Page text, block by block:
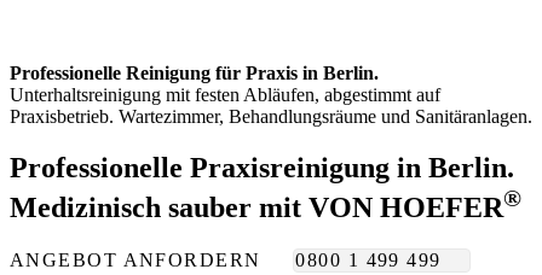
Professionelle Reinigung für Praxis in Berlin.
Unterhaltsreinigung mit festen Abläufen, abgestimmt auf
Praxisbetrieb. Wartezimmer, Behandlungsräume und Sanitäranlagen.
Professionelle Praxisreinigung in Berlin.
Medizinisch sauber mit VON HOEFER®
ANGEBOT ANFORDERN 0800 1 499 499